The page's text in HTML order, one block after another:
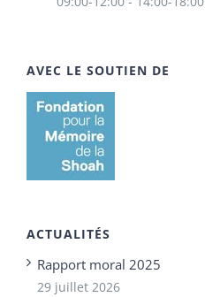
AVEC LE SOUTIEN DE
ACTUALITÉS
Rapport moral 2025
29 juillet 2026